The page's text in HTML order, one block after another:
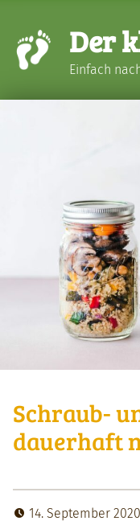
Der
Einfach
Schraub-
dauerhaft
14. September 2020